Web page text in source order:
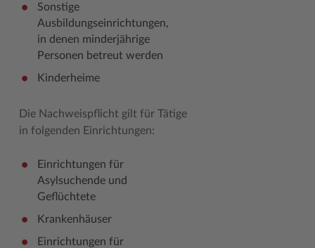
Sonstige
Ausbildungseinrichtungen,
in denen minderjährige
Personen betreut werden
Kinderheime
Die Nachweispflicht gilt für Tätige
in folgenden Einrichtungen:
Einrichtungen für
Asylsuchende und
Geflüchtete
Krankenhäuser
Einrichtungen für